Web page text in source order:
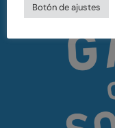
Botón de ajustes